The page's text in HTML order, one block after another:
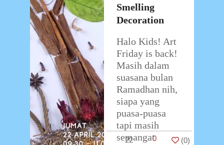
Smelling
Decoration
Halo Kids! Art
Friday is back!
Masih dalam
suasana bulan
Ramadhan nih,
siapa yang
puasa-puasa
tapi masih
semangat
22
0
(0)